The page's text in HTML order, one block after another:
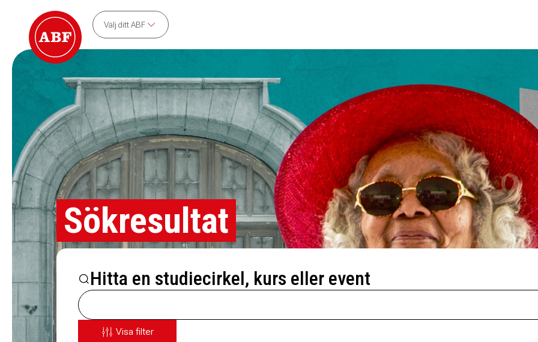
Välj ditt ABF
Sökresultat
Hitta en studiecirkel, kurs eller event
Visa filter